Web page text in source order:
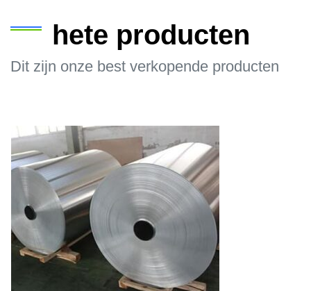
hete producten
Dit zijn onze best verkopende producten